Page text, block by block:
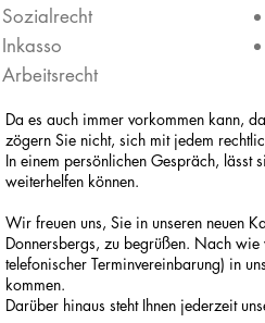
Sozialrecht
Inkasso
Arbeitsrecht
Da es auch immer vorkommen kann,
zögern Sie nicht, sich mit jedem
In einem persönlichen Gespräch, lässt
weiterhelfen können.
Wir freuen uns, Sie in unseren neuen
Donnersbergs, zu begrüßen. Nach
telefonischer Terminvereinbarung) in
kommen.
Darüber hinaus steht Ihnen jederzeit